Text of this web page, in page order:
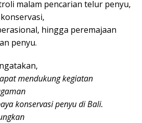
malam pencarian telur penyu,
hingga peremajaan
penyu.
mendukung kegiatan
konservasi penyu di Bali.